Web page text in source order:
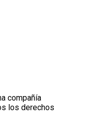
compañía
los derechos